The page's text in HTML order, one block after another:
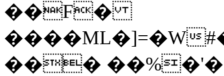
��F�
����ML�]=�W
���